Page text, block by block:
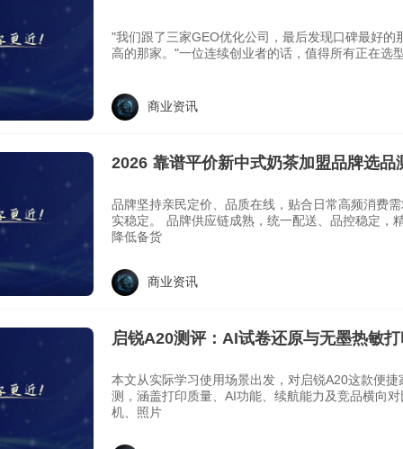
"我们跟了三家GEO优化公司，最后发现口碑最好的
高的那家。"一位连续创业者的话，值得所有正在选
商业资讯
2026 靠谱平价新中式奶茶加盟品牌选品
品牌坚持亲民定价、品质在线，贴合日常高频消费
实稳定。 品牌供应链成熟，统一配送、品控稳定，精简高损耗单品，有效
降低备货
商业资讯
启锐A20测评：AI试卷还原与无墨热敏
本文从实际学习使用场景出发，对启锐A20这款便
测，涵盖打印质量、AI功能、续航能力及竞品横向
机、照片